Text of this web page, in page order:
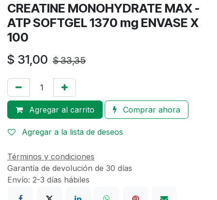
CREATINE MONOHYDRATE MAX -
ATP SOFTGEL 1370 mg ENVASE X
100
$ 31,00 $33,35
Agregar al carrito Comprar ahora
Agregar a la lista de deseos
Términos y condiciones
Garantía de devolución de 30 días
Envío: 2-3 días hábiles